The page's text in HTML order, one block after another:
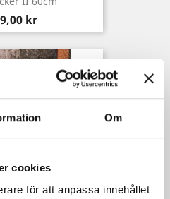
Om
cookies
för att anpassa innehållet
kr